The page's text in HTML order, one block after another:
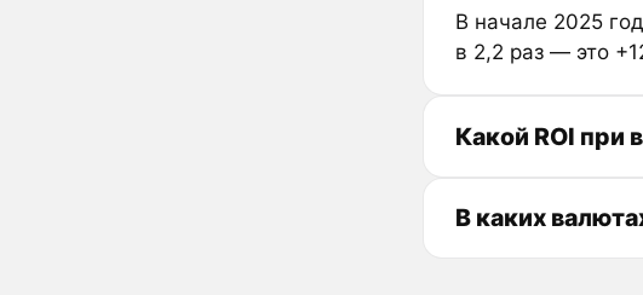
В начале 2025
в 2,2 раз — это
Какой ROI при
В каких